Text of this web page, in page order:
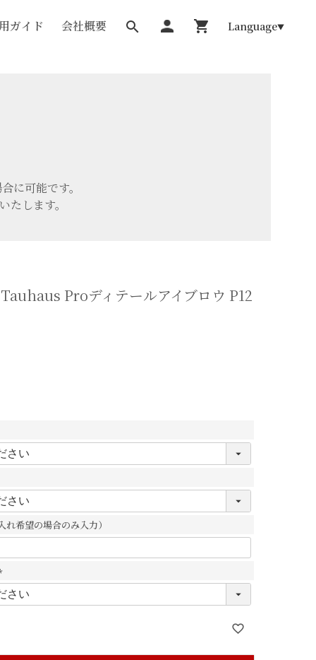
ガイド 会社概要 Language
に可能です。
します。
Tauhaus Proディテールアイブロウ P12
れ希望の場合のみ入力）